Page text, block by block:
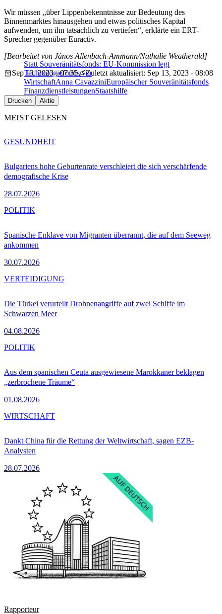
Wir müssen „über Lippenbekenntnisse zur Bedeutung des
Binnenmarktes hinausgehen und etwas politisches Kapital
aufwenden, um ihn tatsächlich zu vertiefen“, erklärte ein ERT-
Sprecher gegenüber Euractiv.
Statt Souveränitätsfonds: EU-Kommission legt
Technologiefonds vor
[Bearbeitet von János Allenbach-Ammann/Nathalie Weatherald]
Sep 13, 2023 - 07:35
Zuletzt aktualisiert: Sep 13, 2023 - 08:08
WirtschaftAnna CavazziniEuropäischer Souveränitätsfonds
FinanzdienstleistungenStaatshilfe
Drucken Aktie
MEIST GELESEN
Bulgariens hohe Geburtenrate verschleiert die sich verschärfende
demografische Krise
28.07.2026
GESUNDHEIT
Spanische Enklave von Migranten überrannt, die auf dem Seeweg
ankommen
30.07.2026
POLITIK
Die Türkei verurteilt Drohnenangriffe auf zwei Schiffe im
Schwarzen Meer
04.08.2026
VERTEIDIGUNG
Aus dem spanischen Ceuta ausgewiesene Marokkaner beklagen
„zerbrochene Träume“
01.08.2026
POLITIK
Dankt China für die Rettung der Weltwirtschaft, sagen EZB-
Analysten
28.07.2026
WIRTSCHAFT
Rapporteur